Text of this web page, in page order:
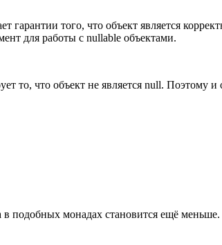
того, что объект является
для работы с nullable объектами.
то, что объект не является null. Поэтому
в подобных монадах становится ещё